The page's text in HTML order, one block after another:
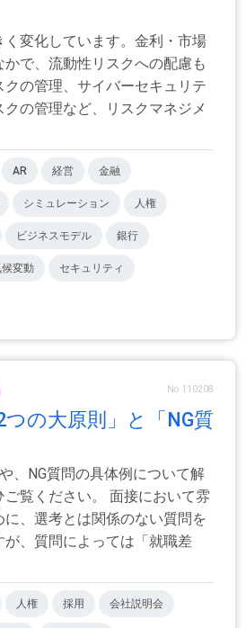
変化しています。金利・市場
かで、流動性リスクへの配慮も
の管理、サイバーセキュリテ
クの管理など、リスクマネジメ
AR 経営 金融
シミュレーション 人権
ビジネスモデル 銀行
変動 セキュリティ
No.110208
の大原則」と「NG質
、NG質問の具体例について解
覧ください。 面接において雰
、選考とは関係のない質問を
、質問によっては「就職差
人権 採用 会社説明会